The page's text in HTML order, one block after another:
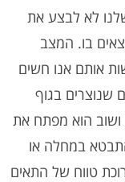
לא לבצע את
בו. המצב
אותם אנו חשים
שנוצרים בגוף
הוא מפתח את
במחלה או
טווח של התאים